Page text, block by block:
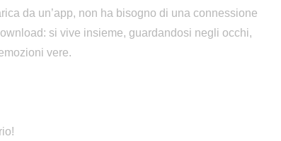
da un’app, non ha bisogno di una connessione
si vive insieme, guardandosi negli occhi,
vere.